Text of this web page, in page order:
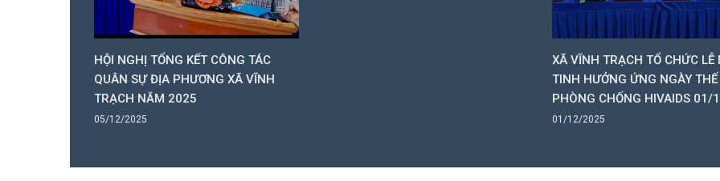
HỘI NGHỊ TỔNG KẾT CÔNG TÁC
QUÂN SỰ ĐỊA PHƯƠNG XÃ VĨNH
TRẠCH NĂM 2025
05/12/2025
XÃ VĨNH TRẠCH TỔ CHỨC LỄ
TINH HƯỞNG ỨNG NGÀY THẾ
PHÒNG CHỐNG HIVAIDS 01/
01/12/2025